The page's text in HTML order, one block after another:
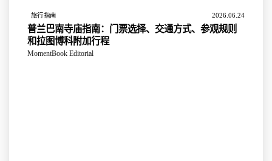
旅行指南 2026.06.24
普兰巴南寺庙指南：门票选择、交通方式、参观规则
和拉图博科附加行程
MomentBook Editorial